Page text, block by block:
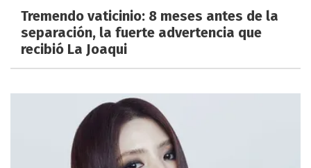
Tremendo vaticinio: 8 meses antes de la
separación, la fuerte advertencia que
recibió La Joaqui